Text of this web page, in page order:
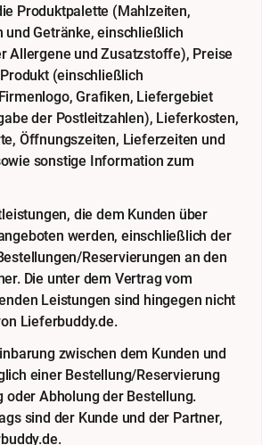
Produktpalette (Mahlzeiten,
und Getränke, einschließlich
Allergene und Zusatzstoffe), Preise
(einschließlich
Grafiken, Liefergebiet
der Postleitzahlen), Lieferkosten,
Öffnungszeiten, Lieferzeiten und
sonstige Information zum
die dem Kunden über
werden, einschließlich der
Reservierungen an den
Die unter dem Vertrag vom
Leistungen sind hingegen nicht
Lieferbuddy.de.
zwischen dem Kunden und
einer Bestellung/Reservierung
oder Abholung der Bestellung.
sind der Kunde und der Partner,